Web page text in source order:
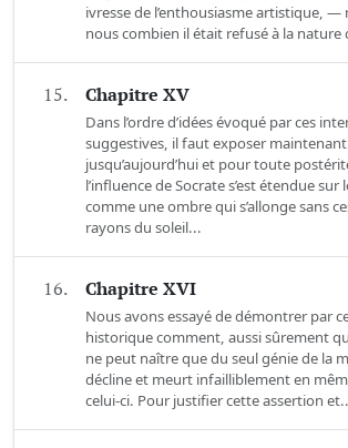
ivresse de l’enthousiasme artistique, —
nous combien il était refusé à la nature
15. Chapitre XV
Dans l’ordre d’idées évoqué par ces
suggestives, il faut exposer
jusqu’aujourd’hui et pour toute
l’influence de Socrate s’est étendue sur
comme une ombre qui s’allonge sans
rayons du soleil...
16. Chapitre XVI
Nous avons essayé de démontrer par
historique comment, aussi sûrement
ne peut naître que du seul génie de la
décline et meurt infailliblement en
celui-ci. Pour justifier cette assertion